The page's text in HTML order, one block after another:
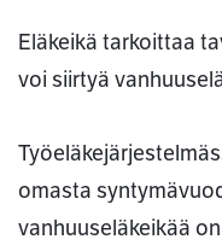
Eläkeikä tarkoittaa
voi siirtyä
omasta
vanhuuseläkeikää